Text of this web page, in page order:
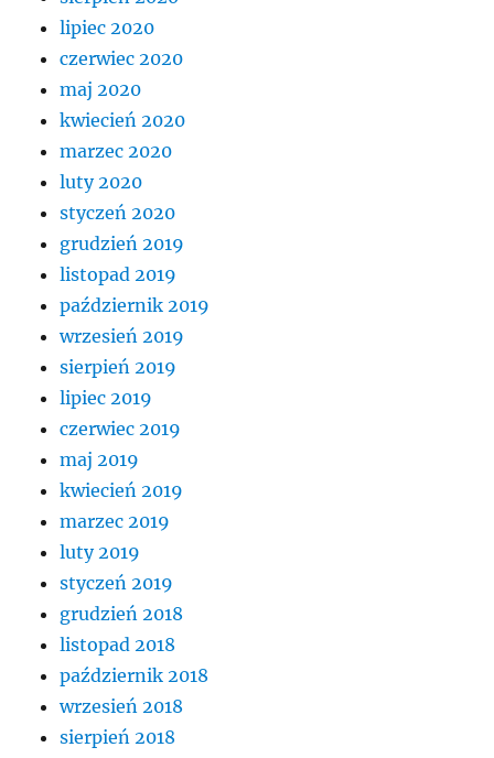
lipiec 2020
czerwiec 2020
maj 2020
kwiecień 2020
marzec 2020
luty 2020
styczeń 2020
grudzień 2019
listopad 2019
październik 2019
wrzesień 2019
sierpień 2019
lipiec 2019
czerwiec 2019
maj 2019
kwiecień 2019
marzec 2019
luty 2019
styczeń 2019
grudzień 2018
listopad 2018
październik 2018
wrzesień 2018
sierpień 2018